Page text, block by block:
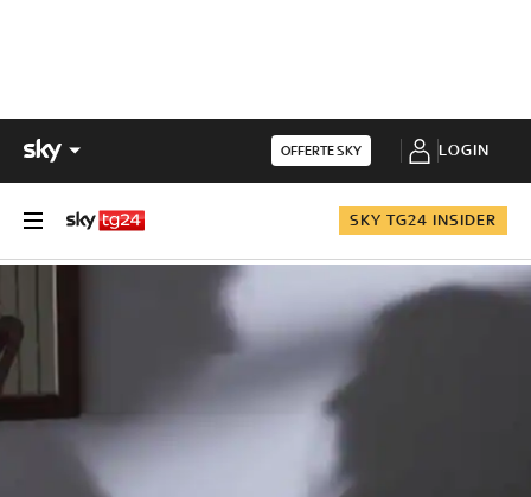
OFFERTE SKY LOGIN
SKY TG24 INSIDER